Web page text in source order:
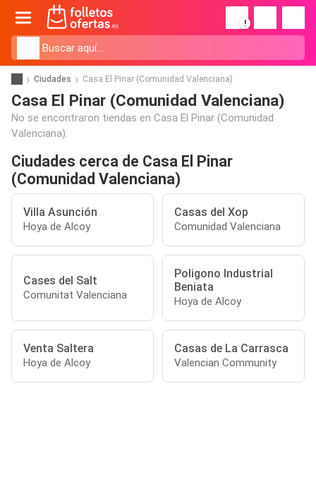
!
Ciudades Casa El Pinar (Comunidad Valenciana)
Casa El Pinar (Comunidad Valenciana)
No se encontraron tiendas en Casa El Pinar (Comunidad
Valenciana).
Ciudades cerca de Casa El Pinar
(Comunidad Valenciana)
Villa Asunción
Hoya de Alcoy
Casas del Xop
Comunidad Valenciana
Cases del Salt
Comunitat Valenciana
Poligono Industrial
Beniata
Hoya de Alcoy
Venta Saltera
Hoya de Alcoy
Casas de La Carrasca
Valencian Community